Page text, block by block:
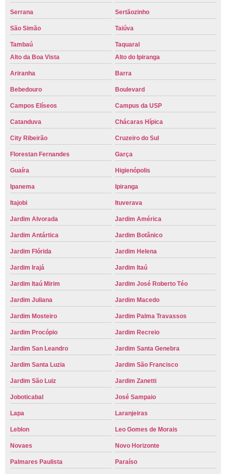
Serrana Sertãozinho
São Simão Taiúva
Tambaú
Taquaral
Alto da Boa Vista
Alto do Ipiranga
Ariranha Barra
Bebedouro Boulevard
Campos Elíseos Campus da USP
Catanduva Chácaras Hípica
City Ribeirão Cruzeiro do Sul
Florestan Fernandes Garça
Guaíra Higienópolis
Ipanema Ipiranga
Itajobi Ituverava
Jardim Alvorada Jardim América
Jardim Antártica Jardim Botânico
Jardim Flórida Jardim Helena
Jardim Irajá Jardim Itaú
Jardim Itaú Mirim Jardim José Roberto Téo
Jardim Juliana Jardim Macedo
Jardim Mosteiro Jardim Palma Travassos
Jardim Procópio Jardim Recreio
Jardim San Leandro Jardim Santa Genebra
Jardim Santa Luzia Jardim São Francisco
Jardim São Luiz Jardim Zanetti
Joboticabal José Sampaio
Lapa Laranjeiras
Leblon Leo Gomes de Morais
Novaes Novo Horizonte
Palmares Paulista Paraíso